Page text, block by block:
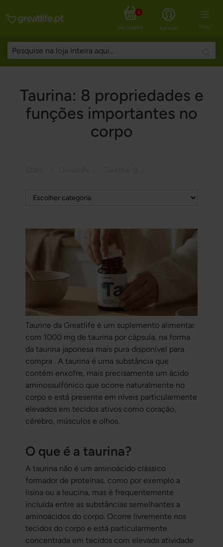
MENU
ENTRAR
MEU CARRINHO
0
Taurina: 8 propriedades e
funções importantes no
corpo
Taurine da Greatlife é um suplemento alimentar
com 1000 mg de taurina por cápsula, na forma
da taurina japonesa mais pura disponível para
compra . A taurina é uma substância que
contém enxofre, mais precisamente um ácido
aminossulfónico que ocorre naturalmente no
corpo e está presente em níveis particularmente
elevados em tecidos ativos como coração,
cérebro, músculos e olhos.
O que é a taurina?
A taurina não é um aminoácido clássico
formador de proteínas, como por exemplo a
lisina ou a leucina, mas é frequentemente
incluída entre as substâncias semelhantes a
aminoácidos do corpo. Ocorre livremente nos
tecidos do corpo e está particularmente
concentrada em tecidos com elevada atividade